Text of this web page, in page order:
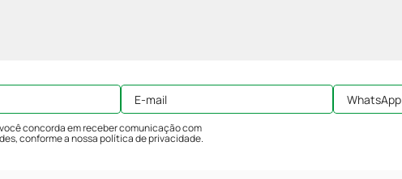
concorda em receber comunicação com
conforme a nossapolítica de privacidade.